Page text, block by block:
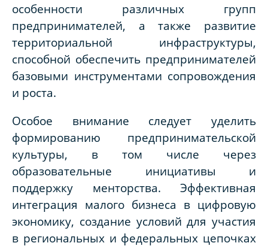
особенности различных групп
предпринимателей, а также развитие
территориальной инфраструктуры,
способной обеспечить предпринимателей
базовыми инструментами сопровождения
и роста.
Особое внимание следует уделить
формированию предпринимательской
культуры, в том числе через
образовательные инициативы и
поддержку менторства. Эффективная
интеграция малого бизнеса в цифровую
экономику, создание условий для участия
в региональных и федеральных цепочках